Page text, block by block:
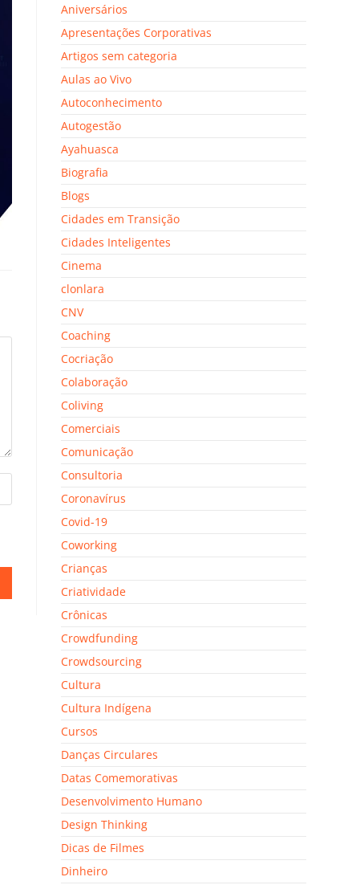
Aniversários
Apresentações Corporativas
Artigos sem categoria
Aulas ao Vivo
Autoconhecimento
Autogestão
Ayahuasca
Biografia
Blogs
Cidades em Transição
Cidades Inteligentes
Cinema
clonlara
CNV
Coaching
Cocriação
Colaboração
Coliving
Comerciais
Comunicação
Consultoria
Coronavírus
Covid-19
Coworking
Crianças
Criatividade
Crônicas
Crowdfunding
Crowdsourcing
Cultura
Cultura Indígena
Cursos
Danças Circulares
Datas Comemorativas
Desenvolvimento Humano
Design Thinking
Dicas de Filmes
Dinheiro